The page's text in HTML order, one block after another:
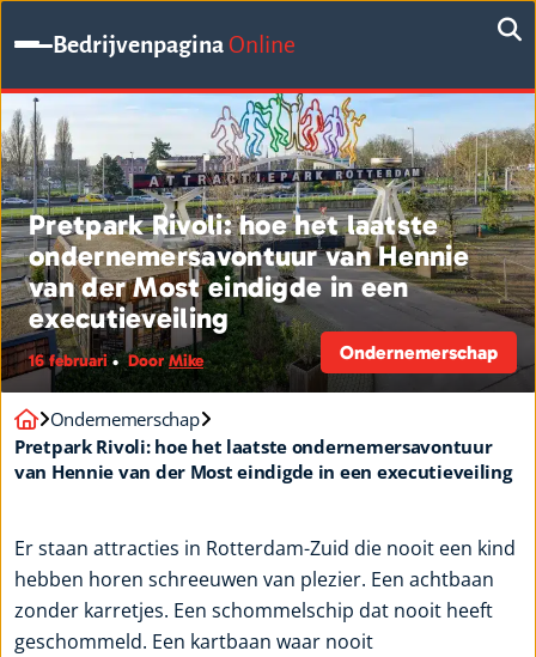
BedrijvenpaginaOnline
Ondernemerschap
Pretpark Rivoli: hoe het laatste
ondernemersavontuur van Hennie
van der Most eindigde in een
executieveiling
16 februari Door Mike
Ondernemerschap
Pretpark Rivoli: hoe het laatste ondernemersavontuur
van Hennie van der Most eindigde in een executieveiling
Er staan attracties in Rotterdam-Zuid die nooit een kind
hebben horen schreeuwen van plezier. Een achtbaan
zonder karretjes. Een schommelschip dat nooit heeft
geschommeld. Een kartbaan waar nooit